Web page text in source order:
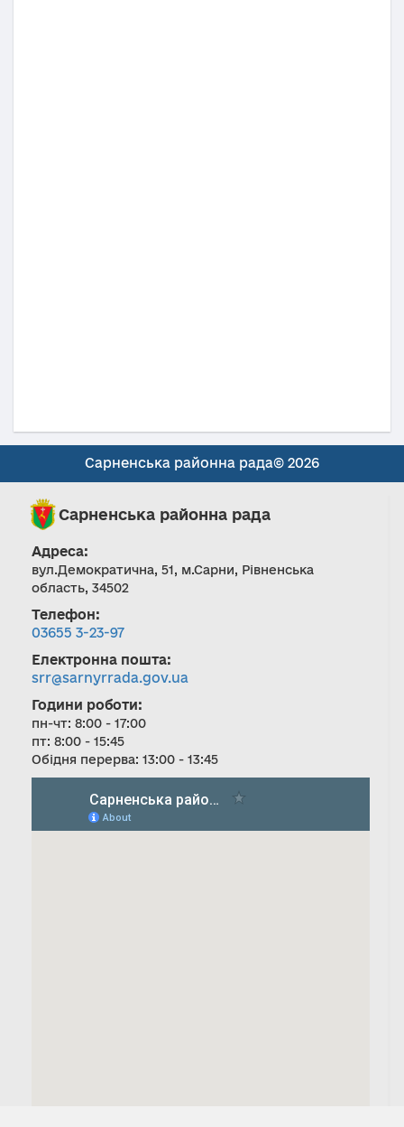
Сарненська районна рада© 2026
Сарненська районна рада
Адреса:
вул.Демократична, 51, м.Сарни, Рівненська
область, 34502
Телефон:
03655 3-23-97
Електронна пошта:
srr@sarnyrrada.gov.ua
Години роботи:
пн-чт: 8:00 - 17:00
пт: 8:00 - 15:45
Обідня перерва: 13:00 - 13:45